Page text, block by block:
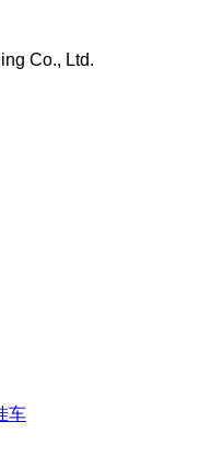
Co., Ltd.
车